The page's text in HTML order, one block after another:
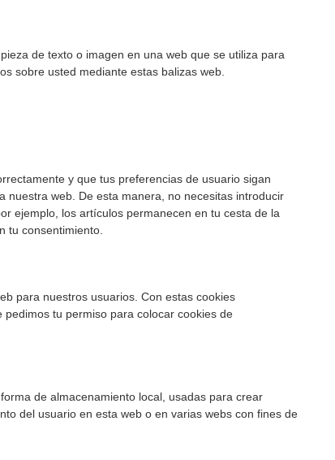
de texto o imagen en una web que se utiliza para
sobre usted mediante estas balizas web.
y que tus preferencias de usuario sigan
nuestra web. De esta manera, no necesitas introducir
ejemplo, los artículos permanecen en tu cesta de la
tu consentimiento.
para nuestros usuarios. Con estas cookies
tu permiso para colocar cookies de
de almacenamiento local, usadas para crear
del usuario en esta web o en varias webs con fines de